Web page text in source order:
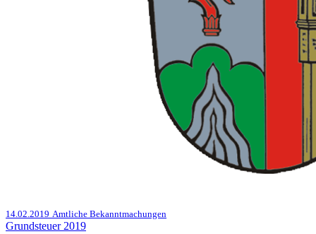
14.02.2019 Amtliche Bekanntmachungen
Grundsteuer 2019